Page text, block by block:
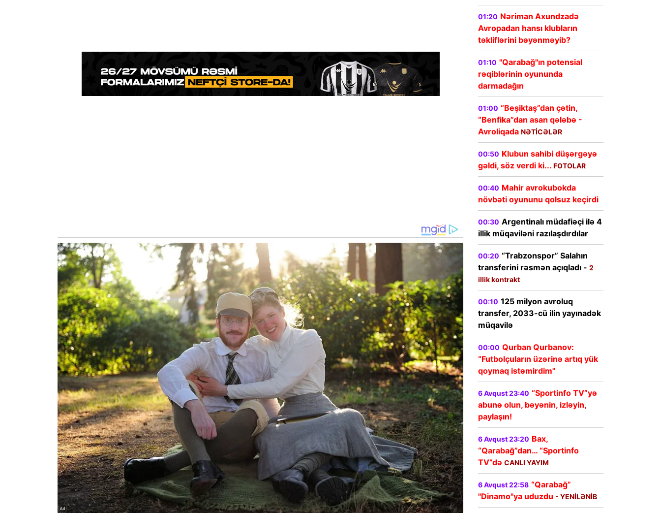
01:20 Nəriman Axundzadə
Avropadan hansı klubların
təkliflərini bəyənməyib?
01:10 "Qarabağ"ın potensial
rəqiblərinin oyununda
darmadağın
01:00 “Beşiktaş”dan çətin,
“Benfika”dan asan qələbə -
Avroliqada NƏTİCƏLƏR
00:50 Klubun sahibi düşərgəyə
gəldi, söz verdi ki... FOTOLAR
00:40 Mahir avrokubokda
növbəti oyununu qolsuz keçirdi
00:30 Argentinalı müdafiəçi ilə 4
illik müqaviləni razılaşdırdılar
00:20 “Trabzonspor” Salahın
transferini rəsmən açıqladı - 2
illik kontrakt
00:10 125 milyon avroluq
transfer, 2033-cü ilin yayınadək
müqavilə
00:00 Qurban Qurbanov:
“Futbolçuların üzərinə artıq yük
qoymaq istəmirdim"
6 Avqust 23:40 “Sportinfo TV”yə
abunə olun, bəyənin, izləyin,
paylaşın!
6 Avqust 23:20 Bax,
“Qarabağ”dan… “Sportinfo
TV”də CANLI YAYIM
6 Avqust 22:58 “Qarabağ”
"Dinamo"ya uduzdu - YENİLƏNİB